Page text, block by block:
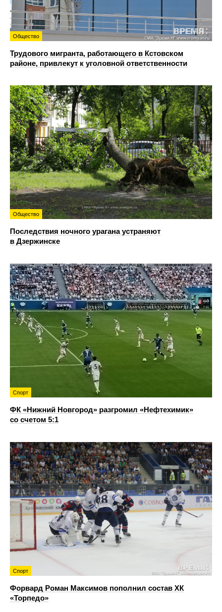
Общество
Трудового мигранта, работающего в Кстовском
районе, привлекут к уголовной ответственности
Общество
Последствия ночного урагана устраняют
в Дзержинске
Спорт
ФК «Нижний Новгород» разгромил «Нефтехимик»
со счетом 5:1
Спорт
Форвард Роман Максимов пополнил состав ХК
«Торпедо»